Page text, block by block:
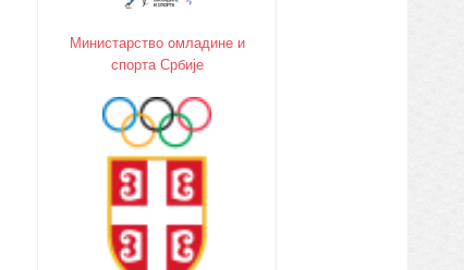
Министарство oмладине и
спорта Србије